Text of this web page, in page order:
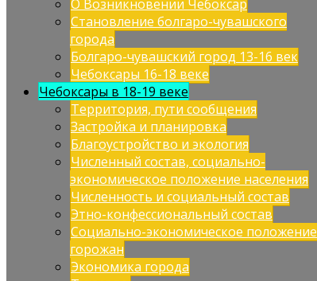
О Возникновении Чебоксар
Становление болгаро-чувашского
города
Болгаро-чувашский город 13-16 век
Чебоксары 16-18 веке
Чебоксары в 18-19 веке
Территория, пути сообщения
Застройка и планировка
Благоустройство и экология
Численный состав, социально-
экономическое положение населения
Численность и социальный состав
Этно-конфессиональный состав
Социально-экономическое положение
горожан
Экономика города